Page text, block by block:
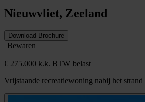
Nieuwvliet, Zeeland
Download Brochure
Bewaren
€ 275.000 k.k. BTW belast
Vrijstaande recreatiewoning nabij het strand